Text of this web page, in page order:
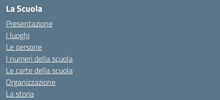
La Scuola
Presentazione
I luoghi
Le persone
I numeri della scuola
Le carte della scuola
Organizzazione
La storia